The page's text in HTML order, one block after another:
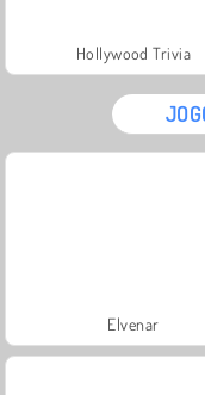
Hollywood Trivia
Elvenar